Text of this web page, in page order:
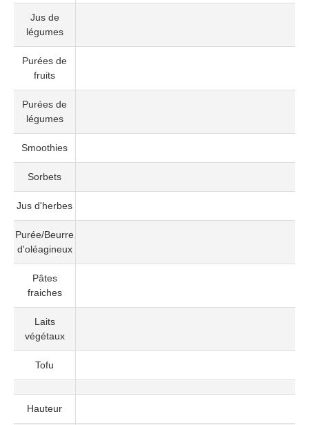
Jus de
légumes
Purées de
fruits
Purées de
légumes
Smoothies
Sorbets
Jus d'herbes
Purée/Beurre
d'oléagineux
Pâtes
fraiches
Laits
végétaux
Tofu
Hauteur